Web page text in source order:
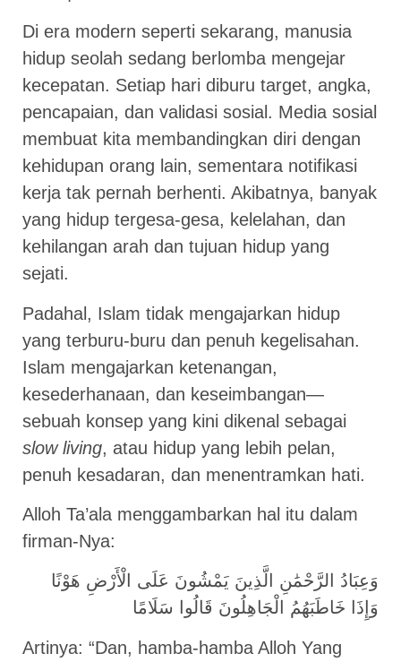
Di era modern seperti sekarang, manusia
hidup seolah sedang berlomba mengejar
kecepatan. Setiap hari diburu target, angka,
pencapaian, dan validasi sosial. Media sosial
membuat kita membandingkan diri dengan
kehidupan orang lain, sementara notifikasi
kerja tak pernah berhenti. Akibatnya, banyak
yang hidup tergesa-gesa, kelelahan, dan
kehilangan arah dan tujuan hidup yang
sejati.
Padahal, Islam tidak mengajarkan hidup
yang terburu-buru dan penuh kegelisahan.
Islam mengajarkan ketenangan,
kesederhanaan, dan keseimbangan—
sebuah konsep yang kini dikenal sebagai
slow living, atau hidup yang lebih pelan,
penuh kesadaran, dan menentramkan hati.
Alloh Ta’ala menggambarkan hal itu dalam
firman-Nya:
وَعِبَادُ الرَّحْمَٰنِ الَّذِينَ يَمْشُونَ عَلَى الْأَرْضِ هَوْنًا
وَإِذَا خَاطَبَهُمُ الْجَاهِلُونَ قَالُوا سَلَامًا
Artinya: “Dan, hamba-hamba Alloh Yang